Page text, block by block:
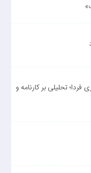
تحلیلی بر کارنامه و